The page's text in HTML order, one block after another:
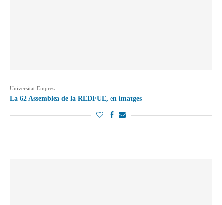
Universitat-Empresa
La 62 Assemblea de la REDFUE, en imatges